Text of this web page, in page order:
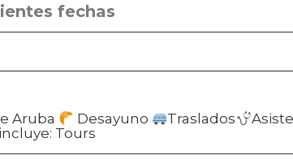
fechas
Aruba Desayuno Traslados
Tours